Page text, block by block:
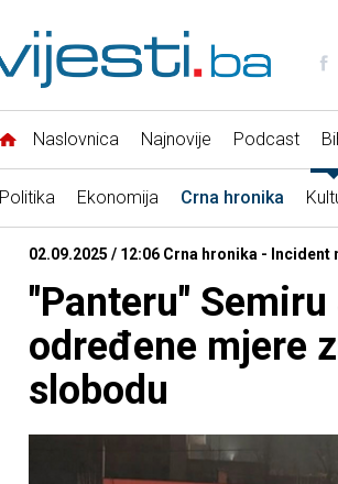
Naslovnica Najnovije Podcast
Politika Ekonomija Crna hronika
02.09.2025 / 12:06 Crna hronika - Incident
"Panteru"
određene mjere
slobodu